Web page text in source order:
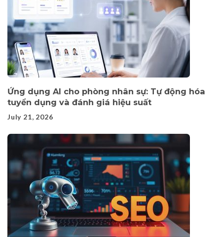
Ứng dụng AI cho phòng nhân sự: Tự động hóa
tuyển dụng và đánh giá hiệu suất
July 21, 2026